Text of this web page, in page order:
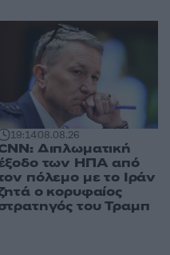
19:1408.08.26
Διπλωματική
των ΗΠΑ από
πόλεμο με το Ιράν
ο κορυφαίος
του Τραμπ